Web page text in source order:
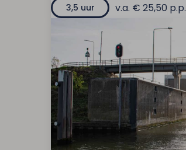
3,5 uur
v.a. € 25,50 p.p.